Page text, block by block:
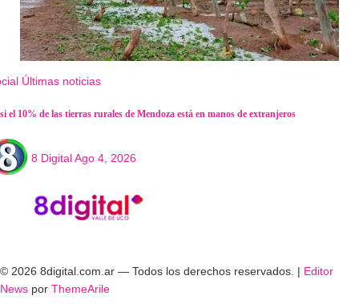
Últimas noticias
el 10% de las tierras rurales de Mendoza está en manos de extranjeros
8 DigitalAgo 4, 2026
© 2026 8digital.com.ar — Todos los derechos reservados. | Editor
News por ThemeArile